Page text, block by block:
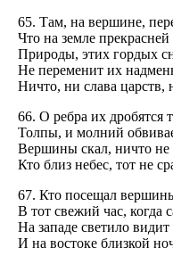
65. Там, на вершине,
Что на земле
Природы, этих гордых
Не переменит их
Ничто, ни слава царств,
66. О ребра их дробятся
Толпы, и молний
Вершины скал, ничто не
Кто близ небес, тот не
67. Кто посещал
В тот свежий час, когда
На западе светило видит
И на востоке близкой